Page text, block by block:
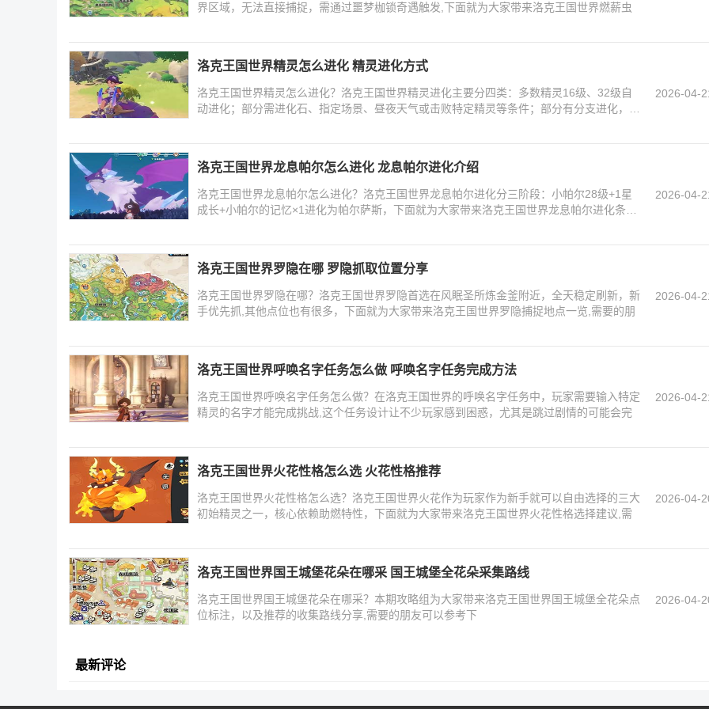
界区域，无法直接捕捉，需通过噩梦枷锁奇遇触发,下面就为大家带来洛克王国世界燃薪虫
洛克王国世界精灵怎么进化 精灵进化方式
洛克王国世界精灵怎么进化？洛克王国世界精灵进化主要分四类：多数精灵16级、32级自
动进化；部分需进化石、指定场景、昼夜天气或击败特定精灵等条件；部分有分支进化，下
2026-04-
洛克王国世界龙息帕尔怎么进化 龙息帕尔进化介绍
洛克王国世界龙息帕尔怎么进化？洛克王国世界龙息帕尔进化分三阶段：小帕尔28级+1星
成长+小帕尔的记忆×1进化为帕尔萨斯，下面就为大家带来洛克王国世界龙息帕尔进化条件
2026-04-
洛克王国世界罗隐在哪 罗隐抓取位置分享
洛克王国世界罗隐在哪？洛克王国世界罗隐首选在风眠圣所炼金釜附近，全天稳定刷新，新
手优先抓,其他点位也有很多，下面就为大家带来洛克王国世界罗隐捕捉地点一览,需要的朋
2026-04-
洛克王国世界呼唤名字任务怎么做 呼唤名字任务完成方法
洛克王国世界呼唤名字任务怎么做？在洛克王国世界的呼唤名字任务中，玩家需要输入特定
精灵的名字才能完成挑战,这个任务设计让不少玩家感到困惑，尤其是跳过剧情的可能会完
2026-04-
洛克王国世界火花性格怎么选 火花性格推荐
洛克王国世界火花性格怎么选？洛克王国世界火花作为玩家作为新手就可以自由选择的三大
初始精灵之一，核心依赖助燃特性，下面就为大家带来洛克王国世界火花性格选择建议,需
2026-04-
洛克王国世界国王城堡花朵在哪采 国王城堡全花朵采集路线
洛克王国世界国王城堡花朵在哪采？本期攻略组为大家带来洛克王国世界国王城堡全花朵点
位标注，以及推荐的收集路线分享,需要的朋友可以参考下
2026-04-
最新评论